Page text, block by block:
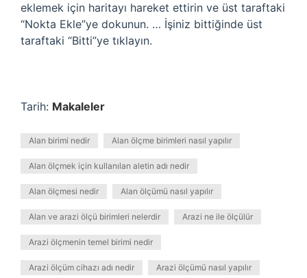
eklemek için haritayı hareket ettirin ve üst taraftaki
“Nokta Ekle”ye dokunun. … İşiniz bittiğinde üst
taraftaki “Bitti”ye tıklayın.
Tarih: Makaleler
Alan birimi nedir Alan ölçme birimleri nasıl yapılır
Alan ölçmek için kullanılan aletin adı nedir
Alan ölçmesi nedir Alan ölçümü nasıl yapılır
Alan ve arazi ölçü birimleri nelerdir Arazi ne ile ölçülür
Arazi ölçmenin temel birimi nedir
Arazi ölçüm cihazı adı nedir Arazi ölçümü nasıl yapılır